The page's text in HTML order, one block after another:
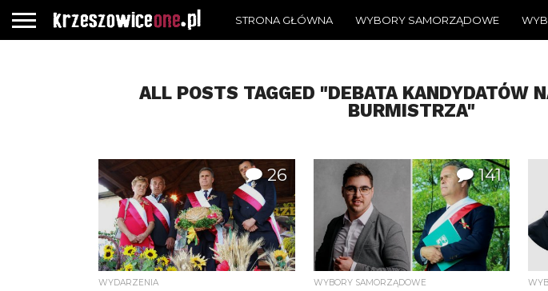
STRONA GŁÓWNA WYBORY SAMORZĄDOWE
ALL POSTS TAGGED "DEBATA KANDYDATÓW
BURMISTRZA"
26
WYDARZENIA
141
WYBORY SAMORZĄDOWE